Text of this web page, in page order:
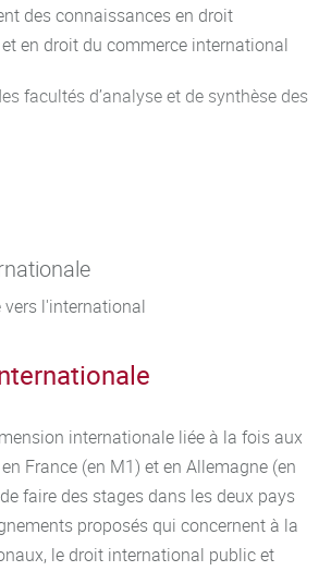
en droit des affaires (matières
permettant aux étudiants d’acquérir
commerce international.
des connaissances en droit
en droit du commerce international
facultés d’analyse et de synthèse des
commentaires d’arrêts,
acquises à l’issue du parcours
l'international
internationale liée à la fois aux
France (en M1) et en Allemagne (en
faire des stages dans les deux pays
proposés qui concernent à la
le droit international public et